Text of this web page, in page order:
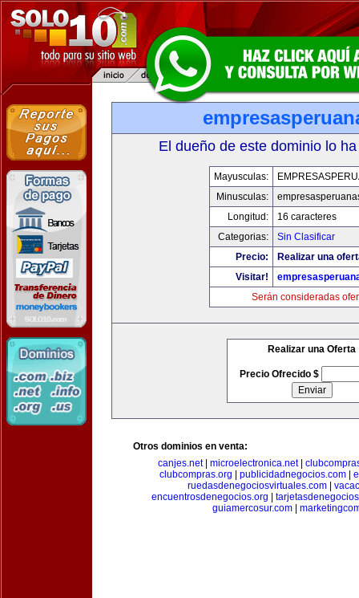
El dueño de este dominio lo
Mayusculas:
Minusculas:
Longitud:
16 caracteres
Categorias:
Sin Clasificar
Precio:
Realizar una
Visitar!
Serán consideradas
Realizar una Oferta
Precio Ofrecido $
Otros dominios en venta:
canjes.net| microelectronica.net|
clubcompras.org
publicidadnegocios.com
ruedasdenegociosvirtuales.com|
encuentrosdenegocios.org
guiamercosur.com